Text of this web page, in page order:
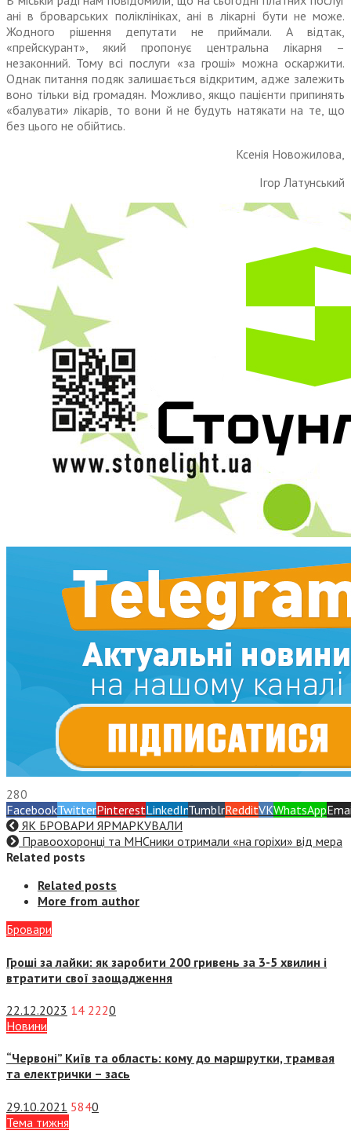
ані в броварських поліклініках, ані в лікарні бути не може.
Жодного рішення депутати не приймали. А відтак,
«прейскурант», який пропонує центральна лікарня –
незаконний. Тому всі послуги «за гроші» можна оскаржити.
Однак питання подяк залиша­ється відкритим, адже залежить
воно тільки від громадян. Мож­ливо, якщо пацієнти припинять
«балувати» лікарів, то вони й не будуть натякати на те, що
без цього не обійтись.
Ксенія Новожилова,
Ігор Латунський
280
FacebookTwitterPinterestLinkedInTumblrRedditVKWhatsApp
ЯК БРОВАРИ ЯРМАРКУВАЛИ
Правоохоронці та МНСники отримали «на горіхи» від мера
Related posts
Related posts
More from author
Бровари
Гроші за лайки: як заробити 200 гривень за 3-5 хвилин і
втратити свої заощадження
22.12.2023 14 2220
Новини
“Червоні” Київ та область: кому до маршрутки, трамвая
та електрички – зась
29.10.2021 5840
Тема тижня